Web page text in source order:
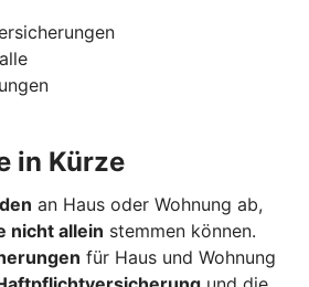
in Kürze
an Haus oder Wohnung ab,
nicht allein stemmen können.
für Haus und Wohnung